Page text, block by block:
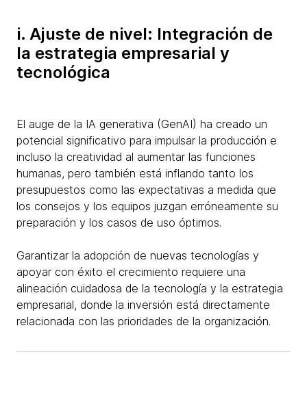
i. Ajuste de nivel: Integración de
la estrategia empresarial y
tecnológica
El auge de la IA generativa (GenAI) ha creado un
potencial significativo para impulsar la producción e
incluso la creatividad al aumentar las funciones
humanas, pero también está inflando tanto los
presupuestos como las expectativas a medida que
los consejos y los equipos juzgan erróneamente su
preparación y los casos de uso óptimos.
Garantizar la adopción de nuevas tecnologías y
apoyar con éxito el crecimiento requiere una
alineación cuidadosa de la tecnología y la estrategia
empresarial, donde la inversión está directamente
relacionada con las prioridades de la organización.